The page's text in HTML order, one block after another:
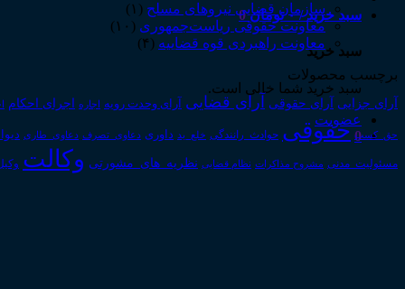
سبد خرید /۰ تومان 0
سبد خرید
سبد خرید شما خالی است.
عضویت
0
سازمان قضایی نیروهای مسلح (۱)
معاونت حقوقی ریاست‌جمهوری (۱۰)
معاونت راهبردی قوه قضاییه (۴)
برچسب محصولات
آرای جزایی آرای حقوقی آرای قضایی آرای وحدت رویه اجاره اجرای احکام
حق_کسب حقوقی حوادث_رانندگی خلع_ید داوری دعاوی_تصرف دعاوی_طاری
مسئولیت_مدنی مشروح مذاکرات نظام قضایی نظریه_های_مشورتی وکالت